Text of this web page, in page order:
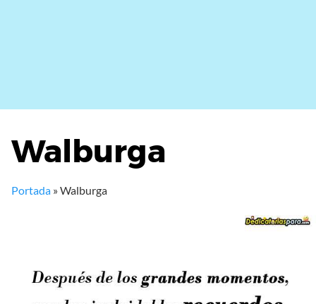
Walburga
Portada »Walburga